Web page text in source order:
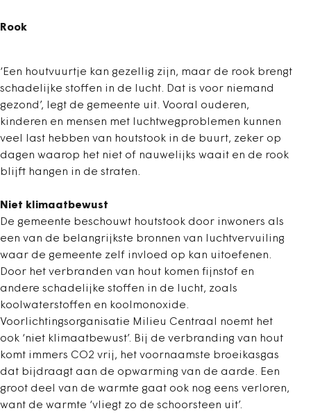
Rook
‘Een houtvuurtje kan gezellig zijn, maar de rook brengt
schadelijke stoffen in de lucht. Dat is voor niemand
gezond’, legt de gemeente uit. Vooral ouderen,
kinderen en mensen met luchtwegproblemen kunnen
veel last hebben van houtstook in de buurt, zeker op
dagen waarop het niet of nauwelijks waait en de rook
blijft hangen in de straten.
Niet klimaatbewust
De gemeente beschouwt houtstook door inwoners als
een van de belangrijkste bronnen van luchtvervuiling
waar de gemeente zelf invloed op kan uitoefenen.
Door het verbranden van hout komen fijnstof en
andere schadelijke stoffen in de lucht, zoals
koolwaterstoffen en koolmonoxide.
Voorlichtingsorganisatie Milieu Centraal noemt het
ook ‘niet klimaatbewust’. Bij de verbranding van hout
komt immers CO2 vrij, het voornaamste broeikasgas
dat bijdraagt aan de opwarming van de aarde. Een
groot deel van de warmte gaat ook nog eens verloren,
want de warmte ‘vliegt zo de schoorsteen uit’.